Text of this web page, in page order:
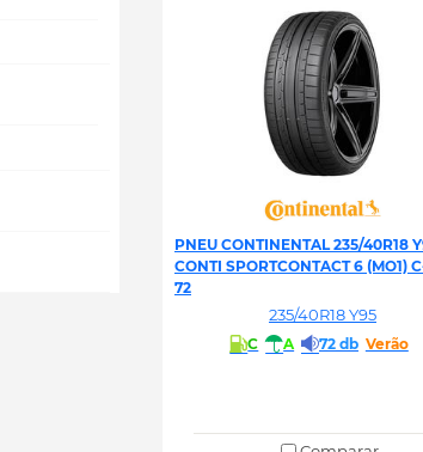
PNEU CONTINENTAL 235/40R18
CONTI SPORTCONTACT 6 (MO1)
72
235/40R18 Y95
C A 72 db Verão